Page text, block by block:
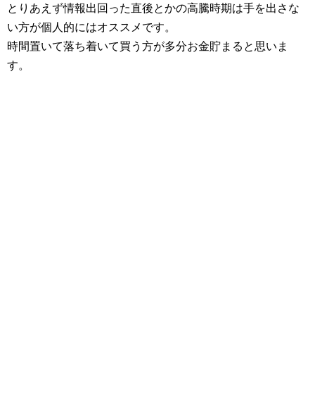
とりあえず情報出回った直後とかの高騰時期は手を出さな
い方が個人的にはオススメです。
時間置いて落ち着いて買う方が多分お金貯まると思いま
す。